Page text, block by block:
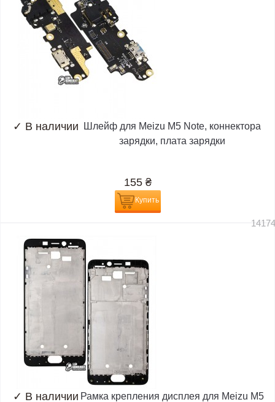
✓ В наличии
Шлейф для Meizu M5 Note, коннектора
зарядки, плата зарядки
155 ₴
Купить
✓ В наличии Рамка крепления дисплея для Meizu M5